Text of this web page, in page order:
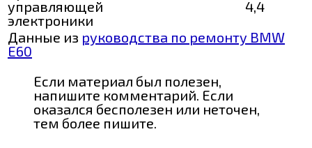
управляющей
электроники
4,4
Данные из руководства по ремонту BMW
E60
Если материал был полезен,
напишите комментарий. Если
оказался бесполезен или неточен,
тем более пишите.